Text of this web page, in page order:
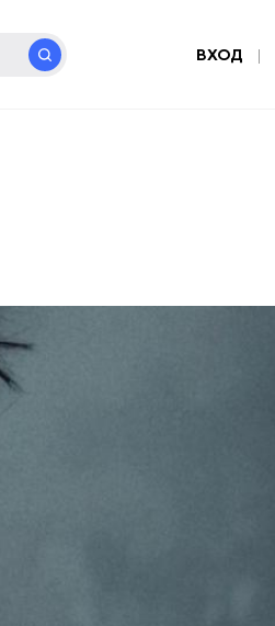
ВХОД |